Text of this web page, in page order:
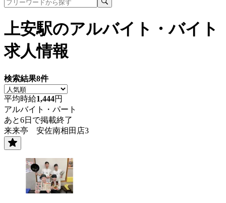
上安駅のアルバイト・バイト
求人情報
検索結果8件
平均時給1,444円
アルバイト・パート
あと6日で掲載終了
来来亭 安佐南相田店3